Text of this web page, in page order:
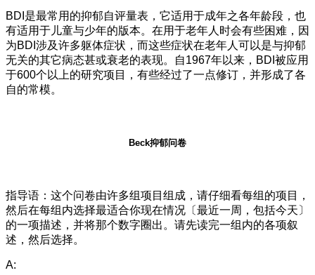
BDI是最常用的抑郁自评量表，它适用于成年之各年龄段，也
有适用于儿童与少年的版本。在用于老年人时会有些困难，因
为BDI涉及许多躯体症状，而这些症状在老年人可以是与抑郁
无关的其它病态甚或衰老的表现。自1967年以来，BDI被应用
于600个以上的研究项目，有些经过了一点修订，并形成了各
自的常模。
Beck抑郁问卷
指导语：这个问卷由许多组项目组成，请仔细看每组的项目，
然后在每组内选择最适合你现在情况〔最近一周，包括今天〕
的一项描述，并将那个数字圈出。请先读完一组内的各项叙
述，然后选择。
A: